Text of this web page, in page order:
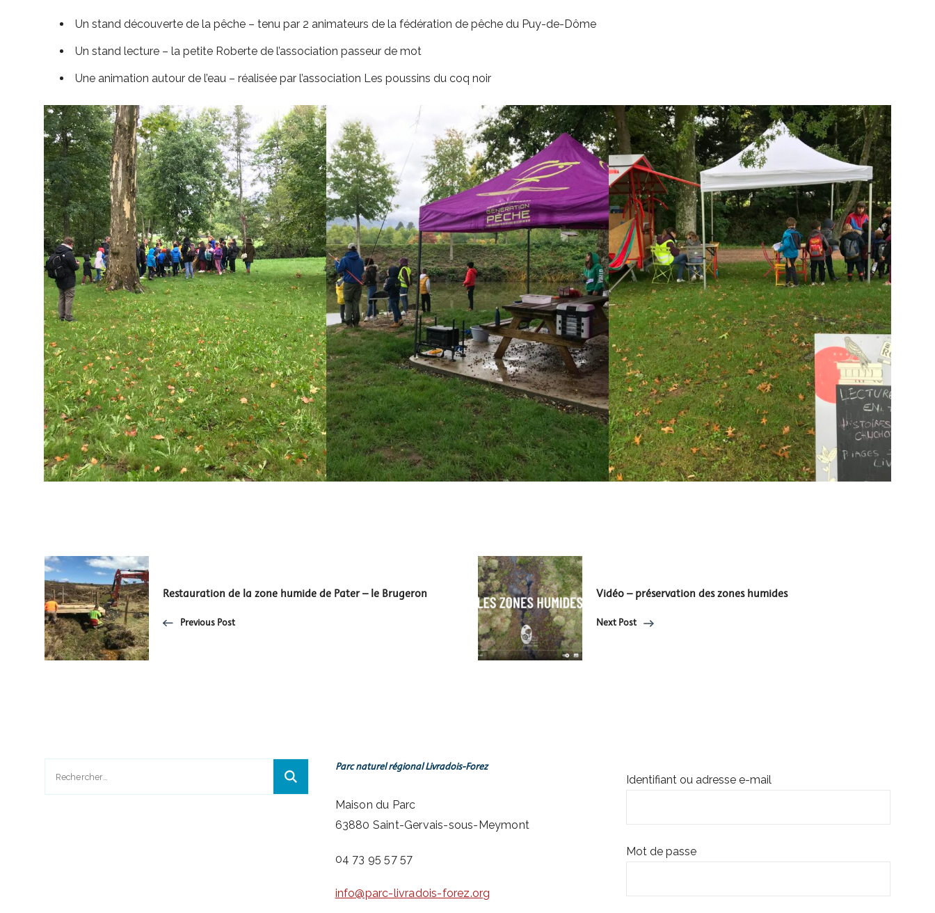
Un stand découverte de la pêche – tenu par 2 animateurs de la fédération de pêche du Puy-de-Dôme
Un stand lecture – la petite Roberte de l’association passeur de mot
Une animation autour de l’eau – réalisée par l’association Les poussins du coq noir
Post
Navigation
Restauration de la zone humide de Pater – le Brugeron
Previous Post
Vidéo – préservation des zones humides
Next Post
Parc naturel régional Livradois-Forez
Maison du Parc
63880 Saint-Gervais-sous-Meymont
04 73 95 57 57
info@parc-livradois-forez.org
Identifiant ou adresse e-mail
Mot de passe